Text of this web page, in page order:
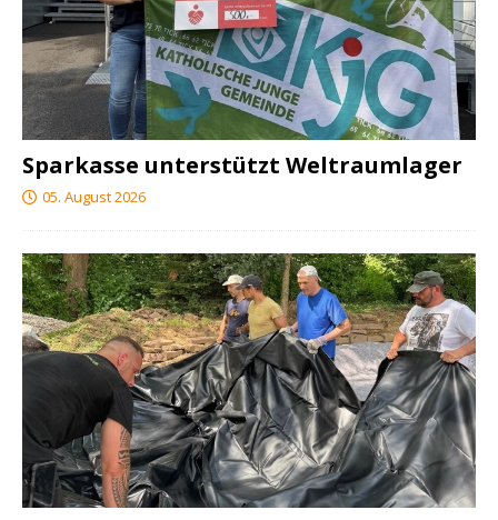
Sparkasse unterstützt Weltraumlager
05. August 2026